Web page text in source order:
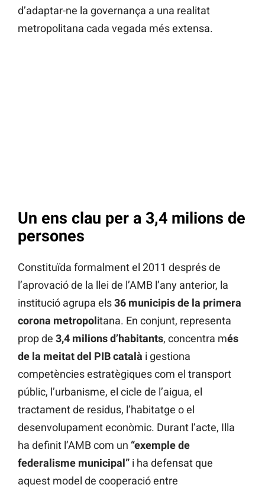
d’adaptar-ne la governança a una realitat
metropolitana cada vegada més extensa.
Un ens clau per a 3,4 milions de
persones
Constituïda formalment el 2011 després de
l’aprovació de la llei de l’AMB l’any anterior, la
institució agrupa els36 municipis de la primera
corona metropolitana. En conjunt, representa
prop de 3,4 milions d’habitants, concentra més
de la meitat del PIB català i gestiona
competències estratègiques com el transport
públic, l’urbanisme, el cicle de l’aigua, el
tractament de residus, l’habitatge o el
desenvolupament econòmic. Durant l’acte, Illa
ha definit l’AMB com un “exemple de
federalisme municipal” i ha defensat que
aquest model de cooperació entre